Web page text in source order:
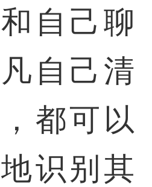
自己聊
自己清
都可以
识别其